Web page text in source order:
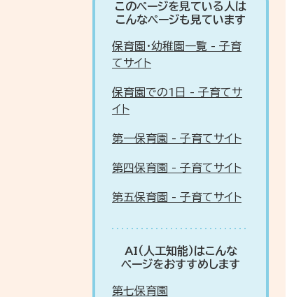
このページを見ている人は
こんなページも見ています
保育園・幼稚園一覧 - 子育
てサイト
保育園での1日 - 子育てサ
イト
第一保育園 - 子育てサイト
第四保育園 - 子育てサイト
第五保育園 - 子育てサイト
AI（人工知能）はこんな
ページをおすすめします
第七保育園